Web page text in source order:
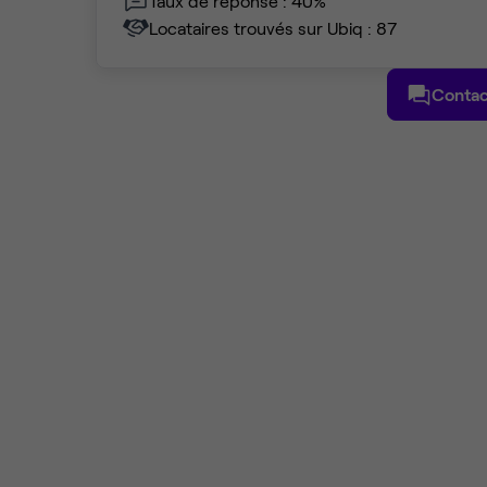
Locataires trouvés sur Ubiq : 87